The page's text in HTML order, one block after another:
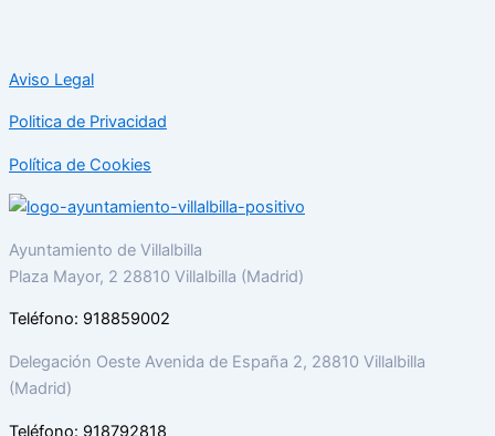
Aviso Legal
Politica de Privacidad
Política de Cookies
Ayuntamiento de Villalbilla
Plaza Mayor, 2 28810 Villalbilla (Madrid)
Teléfono: 918859002
Delegación Oeste Avenida de España 2, 28810 Villalbilla
(Madrid)
Teléfono: 918792818